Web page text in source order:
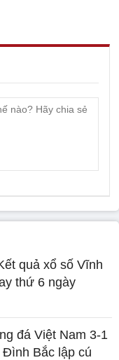
quả xổ số Vĩnh
thứ 6 ngày
đá Việt Nam 3-1
Đình Bắc lập cú